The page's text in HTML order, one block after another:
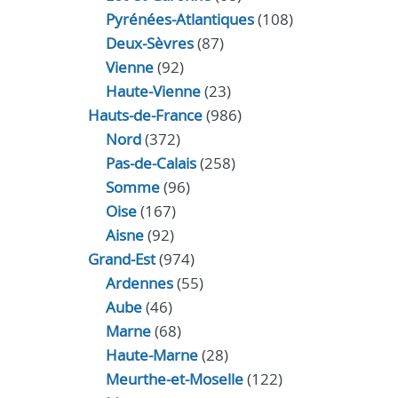
Pyrénées-Atlantiques(108)
Deux-Sèvres(87)
Vienne(92)
Haute-Vienne(23)
Hauts-de-France(986)
Nord(372)
Pas-de-Calais(258)
Somme(96)
Oise(167)
Aisne(92)
Grand-Est(974)
Ardennes(55)
Aube(46)
Marne(68)
Haute-Marne(28)
Meurthe-et-Moselle(122)